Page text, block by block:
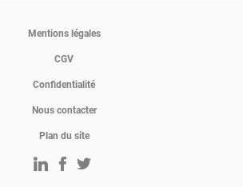
Mentions légales
CGV
Confidentialité
Nous contacter
Plan du site